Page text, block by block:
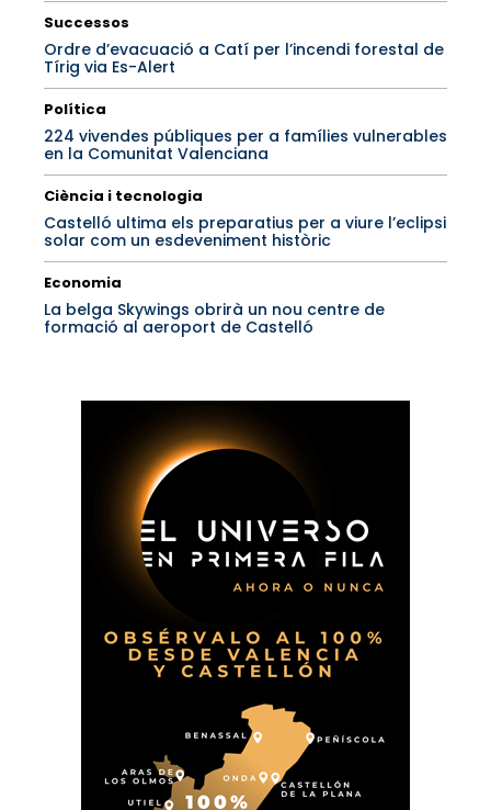
Successos
Ordre d’evacuació a Catí per l’incendi forestal de
Tírig via Es-Alert
Política
224 vivendes públiques per a famílies vulnerables
en la Comunitat Valenciana
Ciència i tecnologia
Castelló ultima els preparatius per a viure l’eclipsi
solar com un esdeveniment històric
Economia
La belga Skywings obrirà un nou centre de
formació al aeroport de Castelló